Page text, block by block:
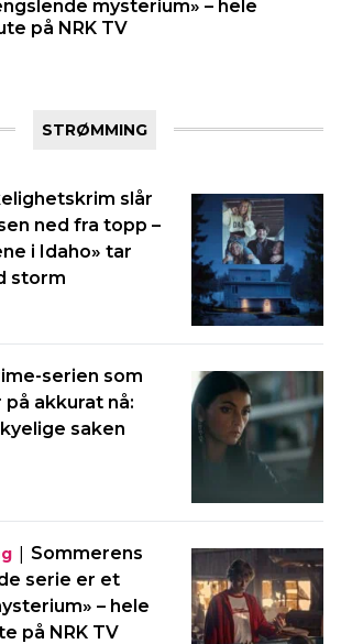
mysterium» – hele
på NRK TV
STRØMMING
slår
ned fra topp –
i Idaho» tar
storm
serien som
akkurat nå:
saken
| Sommerens
serie er et
– hele
på NRK TV